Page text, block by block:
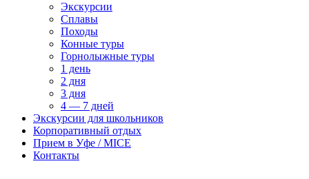
Экскурсии
Сплавы
Походы
Конные туры
Горнолыжные туры
1 день
2 дня
3 дня
4 — 7 дней
Экскурсии для школьников
Корпоративный отдых
Прием в Уфе / MICE
Контакты